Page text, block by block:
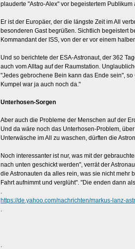
plauderte "Astro-Alex" vor begeistertem
Er ist der Europäer, der die längste Zeit im All
besonderen Gast begrüßen. Sichtlich begeistert
Kommandant der ISS, von der er vor einem
Und so berichtete der ESA-Astronaut, der 362
auch vom Alltag auf der Raumstation.
"Jedes gebrochene Bein kann das Ende sein",
Kumpel war ja auch noch da."
Unterhosen-Sorgen
Aber auch die Probleme der Menschen auf der
Und da wäre noch das Unterhosen-Problem,
Unterwäsche im All zu waschen, dürften die
Noch interessanter ist nur, was mit der
nach unten geschickt werden", verrät der
die Astronauten da alles rein, was sie nicht mehr
Fahrt aufnimmt und verglüht". "Die enden dann
.
https://de.yahoo.com/nachrichten/markus-lanz-
.
.